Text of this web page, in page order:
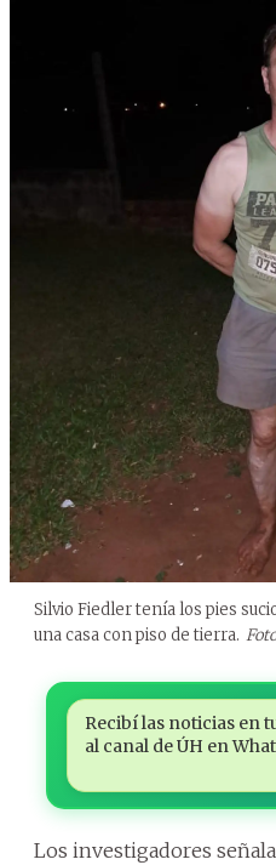
Silvio Fiedler tenía los pies
una casa con piso de tierra.
Recibí las noticias en
al canal de ÚH en
Los investigadores